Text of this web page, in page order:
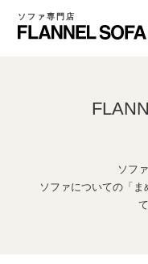
ソファ専門店
ソフ
ソファについての「